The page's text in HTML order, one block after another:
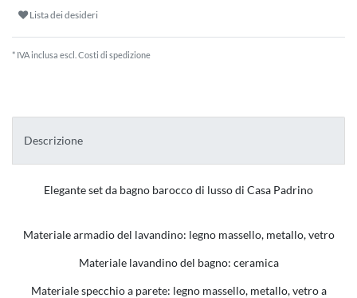
Lista dei desideri
* IVA inclusa escl. Costi di spedizione
Descrizione
Elegante set da bagno barocco di lusso di Casa Padrino
Materiale armadio del lavandino: legno massello, metallo, vetro
Materiale lavandino del bagno: ceramica
Materiale specchio a parete: legno massello, metallo, vetro a